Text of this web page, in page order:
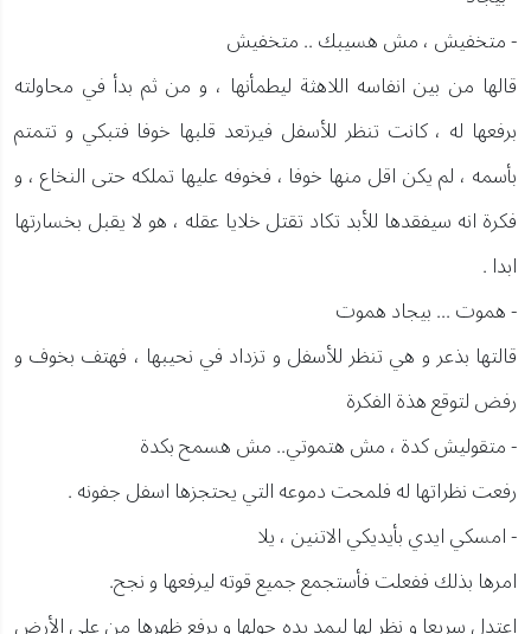
- متخفيش ، مش هسيبك .. متخفيش
قالها من بين انفاسه اللاهثة ليطمأنها ، و من ثم بدأ في محاولته
برفعها له ، كانت تنظر للأسفل فيرتعد قلبها خوفا فتبكي و تتمتم
بأسمه ، لم يكن اقل منها خوفا ، فخوفه عليها تملكه حتى النخاع ، و
فكرة انه سيفقدها للأبد تكاد تقتل خلايا عقله ، هو لا يقبل بخسارتها
ابدا .
- هموت ... بيجاد هموت
قالتها بذعر و هي تنظر للأسفل و تزداد في نحيبها ، فهتف بخوف و
رفض لتوقع هذة الفكرة
- متقوليش كدة ، مش هتموتي.. مش هسمح بكدة
رفعت نظراتها له فلمحت دموعه التي يحتجزها اسفل جفونه .
- امسكي ايدي بأيديكي الاتنين ، يلا
امرها بذلك ففعلت فأستجمع جميع قوته ليرفعها و نجح.